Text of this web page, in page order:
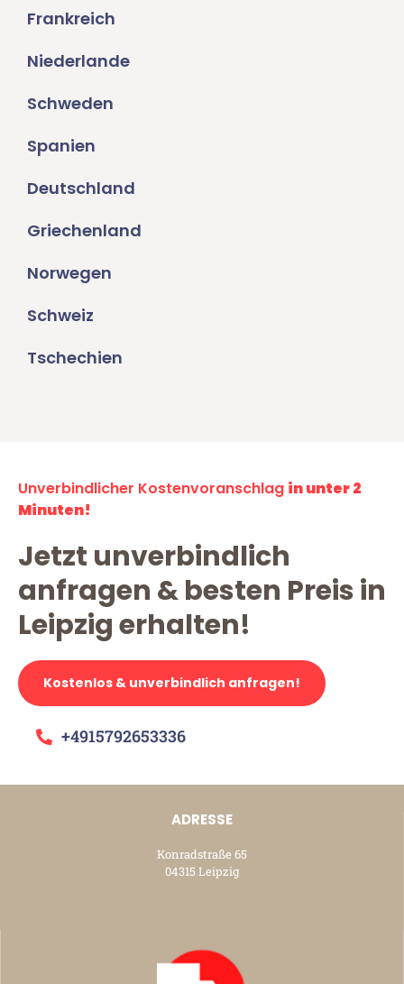
Frankreich
Niederlande
Schweden
Spanien
Deutschland
Griechenland
Norwegen
Schweiz
Tschechien
Unverbindlicher Kostenvoranschlag in unter 2
Minuten!
Jetzt unverbindlich
anfragen & besten Preis in
Leipzig erhalten!
Kostenlos & unverbindlich anfragen!
+4915792653336
ADRESSE
Konradstraße 65
04315 Leipzig